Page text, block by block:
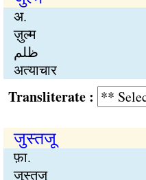
अ.
ज़ुल्म
ظلم
अत्याचार
:
जुस्तजू
फ़ा.
जुस्तजू